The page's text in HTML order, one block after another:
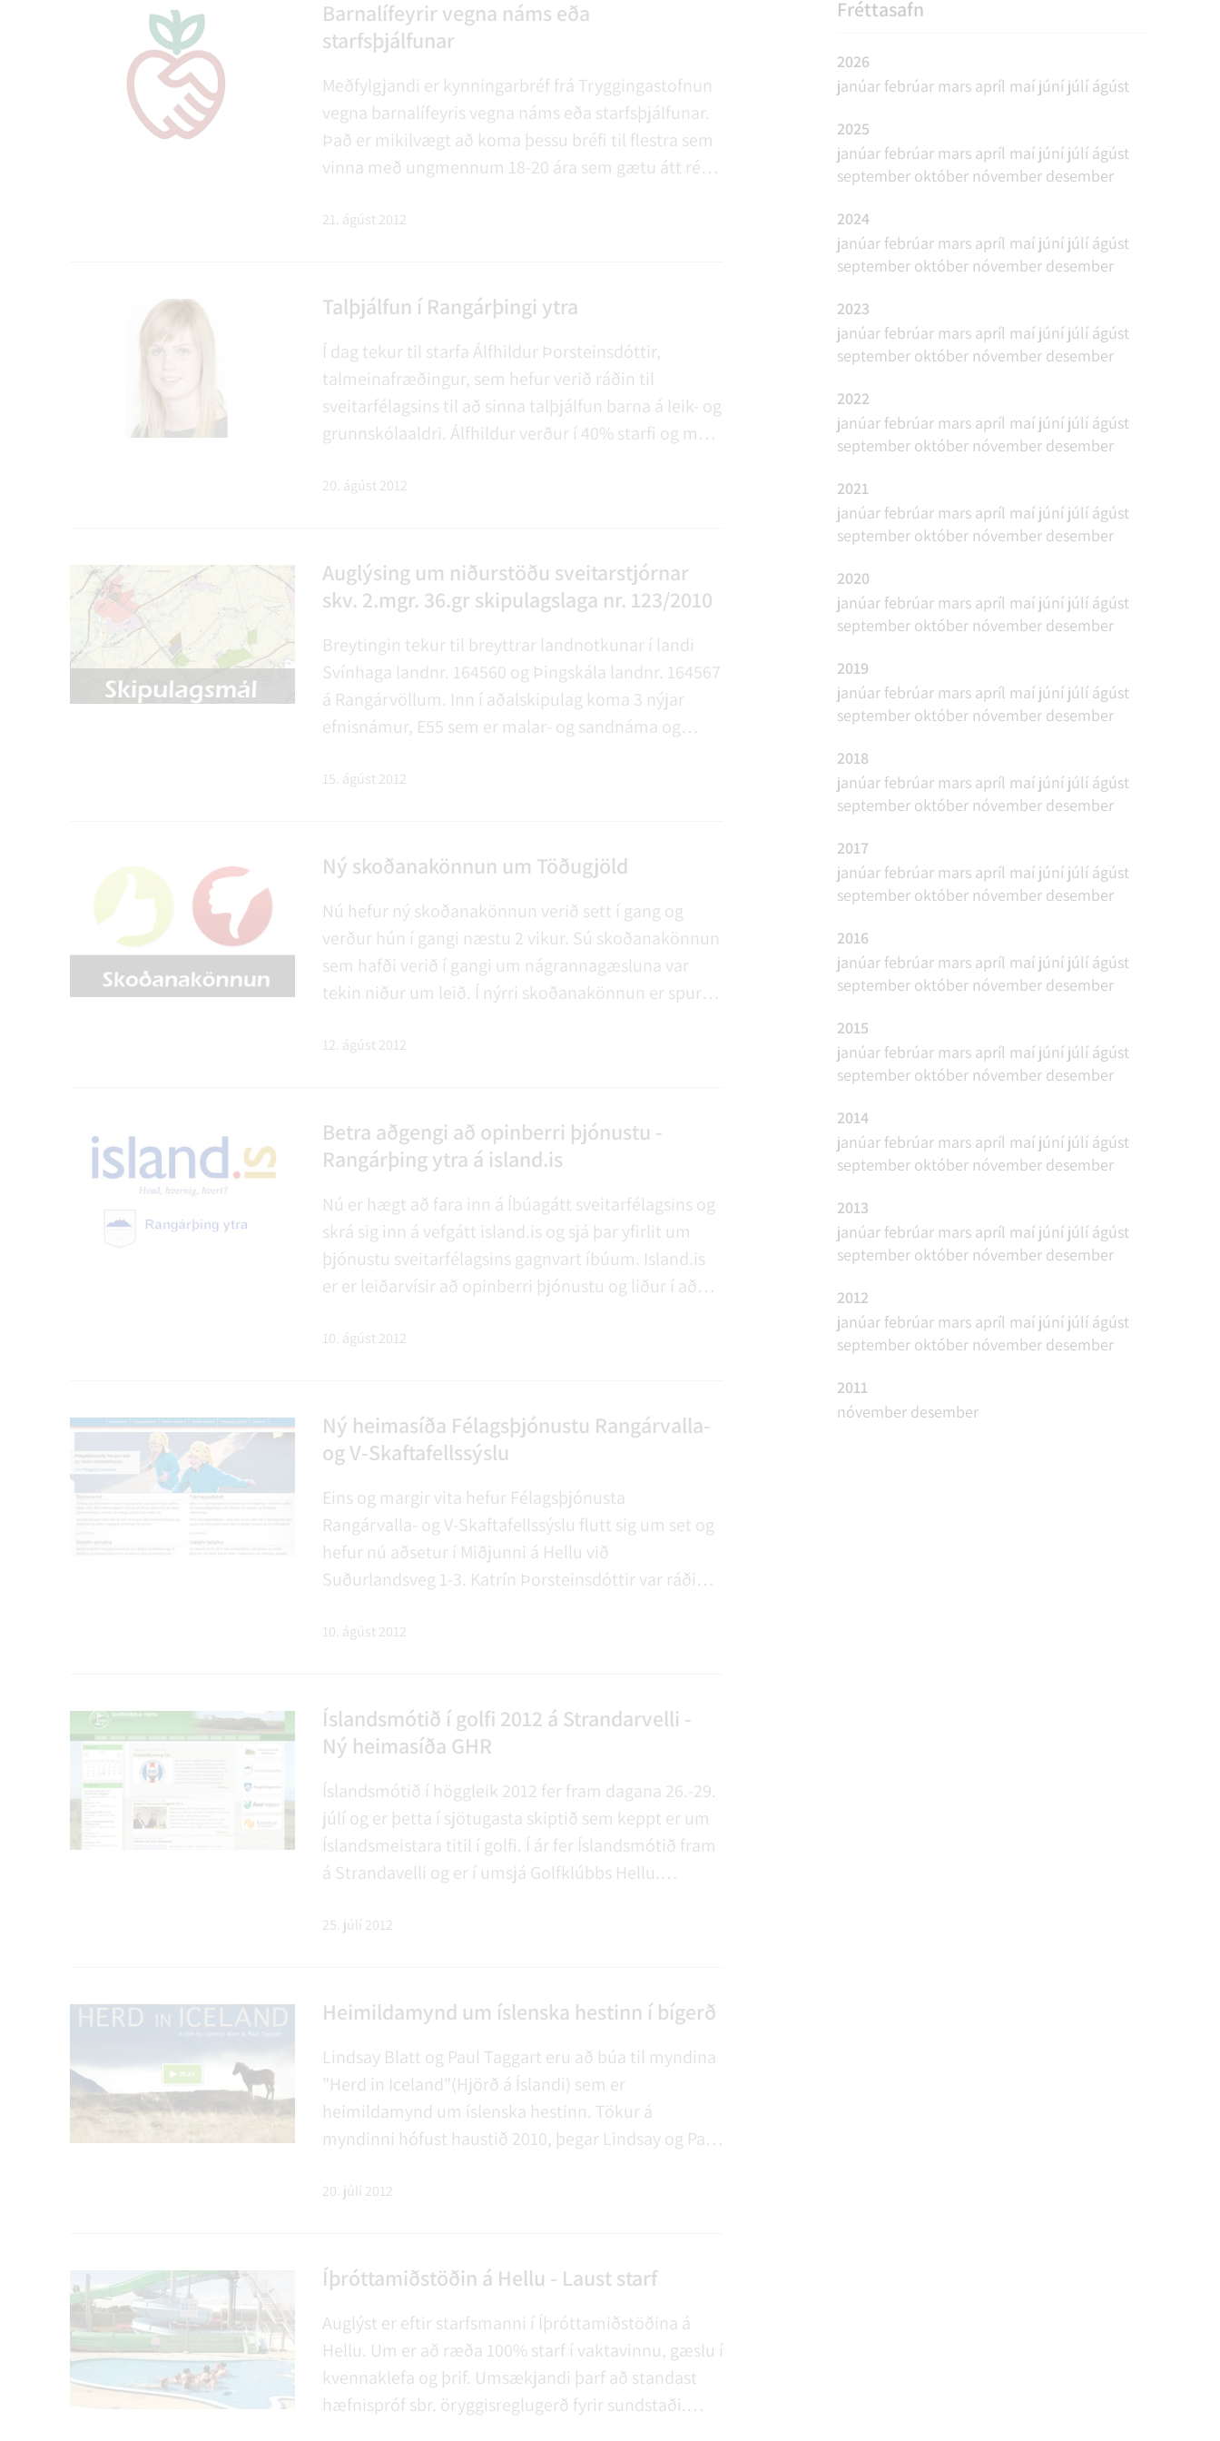
MENNING
STARFSFÓLK RANGÁRÞINGS YTRA
Barnalífeyrir vegna náms eða
starfsþjálfunar
Meðfylgjandi er kynningarbréf frá Tryggingastofnun
vegna barnalífeyris vegna náms eða starfsþjálfunar.
Það er mikilvægt að koma þessu bréfi til flestra sem
vinna með ungmennum 18-20 ára sem gætu átt rétt
vegna náms eða starfsþjálfunar frá 1. september þarf
21. ágúst 2012
Talþjálfun í Rangárþingi ytra
Í dag tekur til starfa Álfhildur Þorsteinsdóttir,
talmeinafræðingur, sem hefur verið ráðin til
sveitarfélagsins til að sinna talþjálfun barna á leik- og
grunnskólaaldri. Álfhildur verður í 40% starfi og mun
aukna þjónusta mun áreiðanlega koma mörgum
og vinnutapi.
20. ágúst 2012
Auglýsing um niðurstöðu sveitarstjórnar
skv. 2.mgr. 36.gr skipulagslaga nr. 123/2010
Breytingin tekur til breyttrar landnotkunar í landi
Svínhaga landnr. 164560 og Þingskála landnr. 164567
á Rangárvöllum. Inn í aðalskipulag koma 3 nýjar
efnisnámur, E55 sem er malar- og sandnáma og
er bergnáma, 30.000m3 og staðsett við Svínhaga. Þá
15. ágúst 2012
Ný skoðanakönnun um Töðugjöld
Nú hefur ný skoðanakönnun verið sett í gang og
verður hún í gangi næstu 2 vikur. Sú skoðanakönnun
sem hafði verið í gangi um nágrannagæsluna var
tekin niður um leið. Í nýrri skoðanakönnun er spurt
eins og það hefur verið undanfarið.
12. ágúst 2012
Betra aðgengi að opinberri þjónustu -
Rangárþing ytra á island.is
Nú er hægt að fara inn á Íbúagátt sveitarfélagsins og
skrá sig inn á vefgátt island.is og sjá þar yfirlit um
þjónustu sveitarfélagsins gagnvart íbúum. Island.is
er er leiðarvísir að opinberri þjónustu og liður í að
skrá sig inn með sama veflykli og notaður er hjá
10. ágúst 2012
Ný heimasíða Félagsþjónustu Rangárvalla-
og V-Skaftafellssýslu
Eins og margir vita hefur Félagsþjónusta
Rangárvalla- og V-Skaftafellssýslu flutt sig um set og
hefur nú aðsetur í Miðjunni á Hellu við
Suðurlandsveg 1-3. Katrín Þorsteinsdóttir var ráðin í
m.a. staðið fyrir uppsetningu á nýrri heimasíðu
10. ágúst 2012
Íslandsmótið í golfi 2012 á Strandarvelli -
Ný heimasíða GHR
Íslandsmótið í höggleik 2012 fer fram dagana 26.-29.
júlí og er þetta í sjötugasta skiptið sem keppt er um
Íslandsmeistara titil í golfi. Í ár fer Íslandsmótið fram
á Strandavelli og er í umsjá Golfklúbbs Hellu.
því 60 ára á þessu ári.
25. júlí 2012
Heimildamynd um íslenska hestinn í bígerð
Lindsay Blatt og Paul Taggart eru að búa til myndina
"Herd in Iceland"(Hjörð á Íslandi) sem er
heimildamynd um íslenska hestinn. Tökur á
myndinni hófust haustið 2010, þegar Lindsay og Paul
má sjá sýnishorn úr myndinni en þar eru nokkur
20. júlí 2012
Íþróttamiðstöðin á Hellu - Laust starf
Auglýst er eftir starfsmanni í Íþróttamiðstöðina á
Hellu. Um er að ræða 100% starf í vaktavinnu, gæslu í
kvennaklefa og þrif. Umsækjandi þarf að standast
hæfnispróf sbr. öryggisreglugerð fyrir sundstaði.
Fréttasafn
2026
janúar febrúar mars apríl maí júní júlí ágúst
2025
janúar febrúar mars apríl maí júní júlí ágúst
september október nóvember desember
2024
janúar febrúar mars apríl maí júní júlí ágúst
september október nóvember desember
2023
janúar febrúar mars apríl maí júní júlí ágúst
september október nóvember desember
2022
janúar febrúar mars apríl maí júní júlí ágúst
september október nóvember desember
2021
janúar febrúar mars apríl maí júní júlí ágúst
september október nóvember desember
2020
janúar febrúar mars apríl maí júní júlí ágúst
september október nóvember desember
2019
janúar febrúar mars apríl maí júní júlí ágúst
september október nóvember desember
2018
janúar febrúar mars apríl maí júní júlí ágúst
september október nóvember desember
2017
janúar febrúar mars apríl maí júní júlí ágúst
september október nóvember desember
2016
janúar febrúar mars apríl maí júní júlí ágúst
september október nóvember desember
2015
janúar febrúar mars apríl maí júní júlí ágúst
september október nóvember desember
2014
janúar febrúar mars apríl maí júní júlí ágúst
september október nóvember desember
2013
janúar febrúar mars apríl maí júní júlí ágúst
september október nóvember desember
2012
janúar febrúar mars apríl maí júní júlí ágúst
september október nóvember desember
2011
nóvember desember